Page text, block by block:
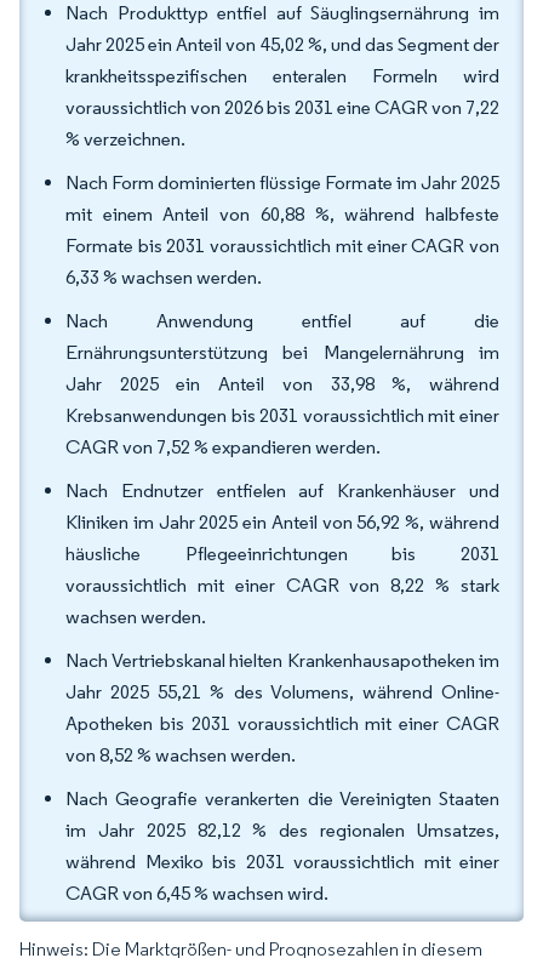
Nach Produkttyp entfiel auf Säuglingsernährung im
Jahr 2025 ein Anteil von 45,02 %, und das Segment der
krankheitsspezifischen enteralen Formeln wird
voraussichtlich von 2026 bis 2031 eine CAGR von 7,22
% verzeichnen.
Nach Form dominierten flüssige Formate im Jahr 2025
mit einem Anteil von 60,88 %, während halbfeste
Formate bis 2031 voraussichtlich mit einer CAGR von
6,33 % wachsen werden.
Nach Anwendung entfiel auf die
Ernährungsunterstützung bei Mangelernährung im
Jahr 2025 ein Anteil von 33,98 %, während
Krebsanwendungen bis 2031 voraussichtlich mit einer
CAGR von 7,52 % expandieren werden.
Nach Endnutzer entfielen auf Krankenhäuser und
Kliniken im Jahr 2025 ein Anteil von 56,92 %, während
häusliche Pflegeeinrichtungen bis 2031
voraussichtlich mit einer CAGR von 8,22 % stark
wachsen werden.
Nach Vertriebskanal hielten Krankenhausapotheken im
Jahr 2025 55,21 % des Volumens, während Online-
Apotheken bis 2031 voraussichtlich mit einer CAGR
von 8,52 % wachsen werden.
Nach Geografie verankerten die Vereinigten Staaten
im Jahr 2025 82,12 % des regionalen Umsatzes,
während Mexiko bis 2031 voraussichtlich mit einer
CAGR von 6,45 % wachsen wird.
Hinweis: Die Marktgrößen- und Prognosezahlen in diesem